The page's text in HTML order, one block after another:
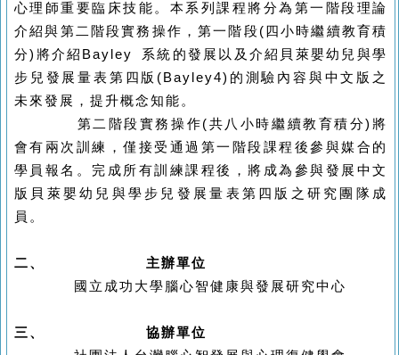
心理師重要臨床技能。本系列課程將分為第一階段理論
介紹與第二階段實務操作，第一階段( 四小時繼續教育積
分) 將介紹 Bayley 系統的發展以及介紹貝萊嬰幼兒與學
步兒發展量表第四版 (Bayley4) 的測驗內容與中文版之
未來發展，提升概念知能。
第二階段實務操作(共八小時繼續教育積分) 將
會有兩次訓練，僅接受通過第一階段課程後參與媒合的
學員報名。完成所有訓練課程後，將成為參與發展中文
版 貝萊嬰幼兒與學步兒發展量表第四版之研究團隊成
員。
二、 主辦單位
國立成功大學腦心智健康與發展研究中心
三、協辦單位